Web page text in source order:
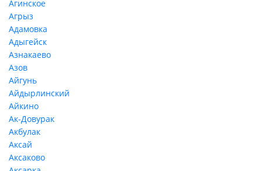
Агинское
Агрыз
Адамовка
Адыгейск
Азнакаево
Азов
Айгунь
Айдырлинский
Айкино
Ак-Довурак
Акбулак
Аксай
Аксаково